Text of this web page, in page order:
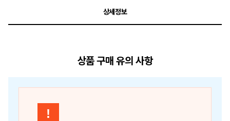
상세정보
상품 구매 유의 사항
!